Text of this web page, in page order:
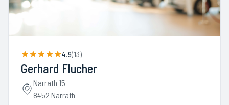
4.9(13)
Gerhard Flucher
Narrath 15
8452 Narrath